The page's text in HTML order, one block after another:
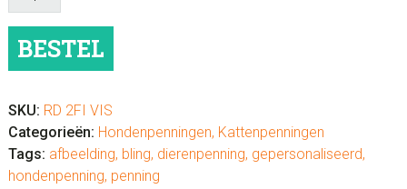
"vis"
of
messing
BESTEL
SKU: RD 2FI VIS
Categorieën: Hondenpenningen, Kattenpenningen
Tags: afbeelding, bling, dierenpenning, gepersonaliseerd,
hondenpenning, penning